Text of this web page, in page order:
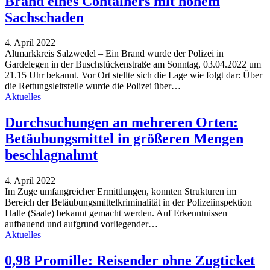
Sachschaden
4. April 2022
Altmarkkreis Salzwedel – Ein Brand wurde der Polizei in
Gardelegen in der Buschstückenstraße am Sonntag, 03.04.2022 um
21.15 Uhr bekannt. Vor Ort stellte sich die Lage wie folgt dar: Über
die Rettungsleitstelle wurde die Polizei über…
Aktuelles
Durchsuchungen an mehreren Orten:
Betäubungsmittel in größeren Mengen
beschlagnahmt
4. April 2022
Im Zuge umfangreicher Ermittlungen, konnten Strukturen im
Bereich der Betäubungsmittelkriminalität in der Polizeiinspektion
Halle (Saale) bekannt gemacht werden. Auf Erkenntnissen
aufbauend und aufgrund vorliegender…
Aktuelles
0,98 Promille: Reisender ohne Zugticket